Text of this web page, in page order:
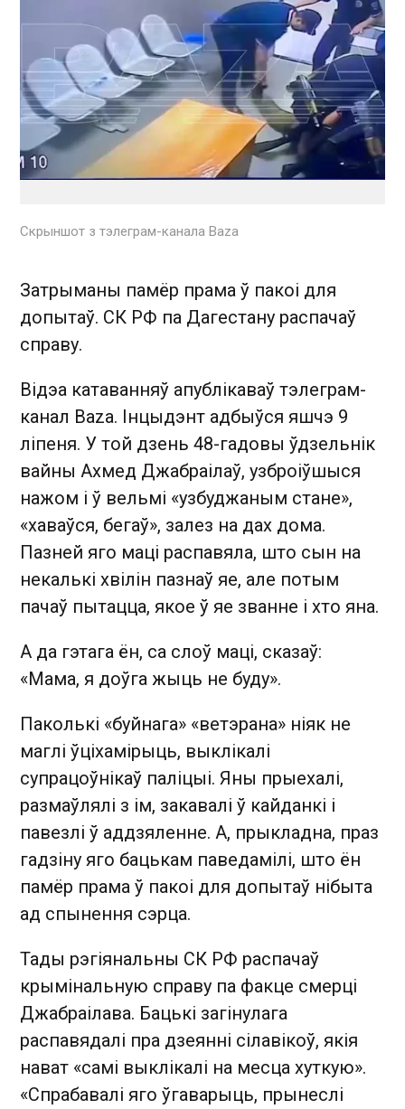
Скрыншот з тэлеграм-канала Baza
Затрыманы памёр прама ў пакоі для
допытаў. СК РФ па Дагестану распачаў
справу.
Відэа катаванняў апублікаваў тэлеграм-
канал Baza. Інцыдэнт адбыўся яшчэ 9
ліпеня. У той дзень 48-гадовы ўдзельнік
вайны Ахмед Джабраілаў, узброіўшыся
нажом і ў вельмі «узбуджаным стане»,
«хаваўся, бегаў», залез на дах дома.
Пазней яго маці распавяла, што сын на
некалькі хвілін пазнаў яе, але потым
пачаў пытацца, якое ў яе званне і хто яна.
А да гэтага ён, са слоў маці, сказаў:
«Мама, я доўга жыць не буду».
Паколькі «буйнага» «ветэрана» ніяк не
маглі ўціхамірыць, выклікалі
супрацоўнікаў паліцыі. Яны прыехалі,
размаўлялі з ім, закавалі ў кайданкі і
павезлі ў аддзяленне. А, прыкладна, праз
гадзіну яго бацькам паведамілі, што ён
памёр прама ў пакоі для допытаў нібыта
ад спынення сэрца.
Тады рэгіянальны СК РФ распачаў
крымінальную справу па факце смерці
Джабраілава. Бацькі загінулага
распавядалі пра дзеянні сілавікоў, якія
нават «самі выклікалі на месца хуткую».
«Спрабавалі яго ўгаварыць, прынеслі